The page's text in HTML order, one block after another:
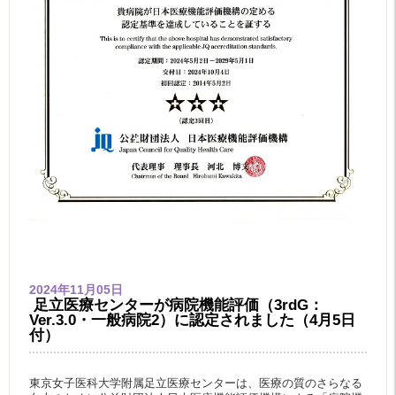
2024年11月05日
足立医療センターが病院機能評価（3rdG：
Ver.3.0・一般病院2）に認定されました（4月5日
付）
東京女子医科大学附属足立医療センターは、医療の質のさらなる